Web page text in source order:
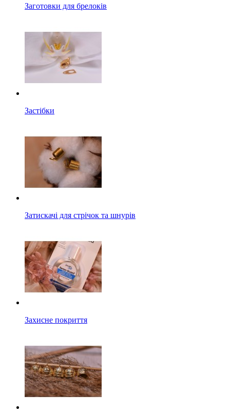
Заготовки для брелоків
Застібки
Затискачі для стрічок та шнурів
Захисне покриття